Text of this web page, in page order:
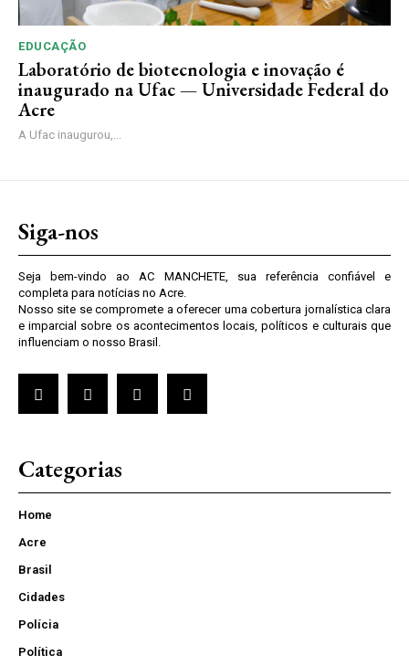
EDUCAÇÃO
Laboratório de biotecnologia e inovação é
inaugurado na Ufac — Universidade Federal do
Acre
A Ufac inaugurou,...
Siga-nos
Seja bem-vindo ao AC MANCHETE, sua referência confiável e
completa para notícias no Acre.
Nosso site se compromete a oferecer uma cobertura jornalística clara
e imparcial sobre os acontecimentos locais, políticos e culturais que
influenciam o nosso Brasil.
Categorias
Home
Acre
Brasil
Cidades
Polícia
Política